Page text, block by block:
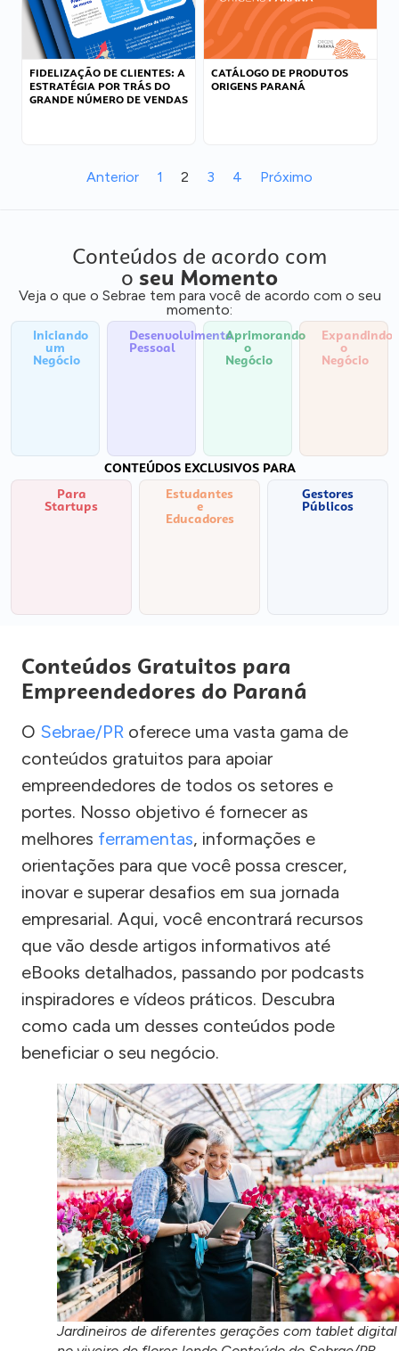
FIDELIZAÇÃO DE CLIENTES: A
ESTRATÉGIA POR TRÁS DO
GRANDE NÚMERO DE VENDAS
CATÁLOGO DE PRODUTOS
ORIGENS PARANÁ
Anterior 1 2 3 4 Próximo
Conteúdos de acordo com
o seu Momento
Veja o que o Sebrae tem para você de acordo com o seu
momento:
Iniciando
um
Negócio
Desenvolvimento
Pessoal
Aprimorando
o
Negócio
Expandindo
o
Negócio
CONTEÚDOS EXCLUSIVOS PARA
Para
Startups
Estudantes
e
Educadores
Gestores
Públicos
Conteúdos Gratuitos para
Empreendedores do Paraná
O Sebrae/PR oferece uma vasta gama de
conteúdos gratuitos para apoiar
empreendedores de todos os setores e
portes. Nosso objetivo é fornecer as
melhores ferramentas, informações e
orientações para que você possa crescer,
inovar e superar desafios em sua jornada
empresarial. Aqui, você encontrará recursos
que vão desde artigos informativos até
eBooks detalhados, passando por podcasts
inspiradores e vídeos práticos. Descubra
como cada um desses conteúdos pode
beneficiar o seu negócio.
Jardineiros de diferentes gerações com tablet digital